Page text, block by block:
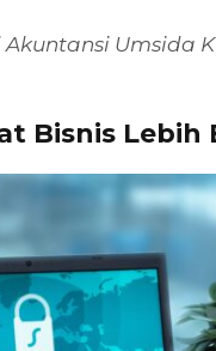
Umsida
Bisnis